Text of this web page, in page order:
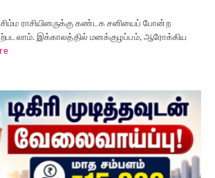
சிம்ம ராசியினருக்கு கண்டக சனியைப் போன்ற
இக்காலத்தில் மனக்குழப்பம், ஆரோக்கிய